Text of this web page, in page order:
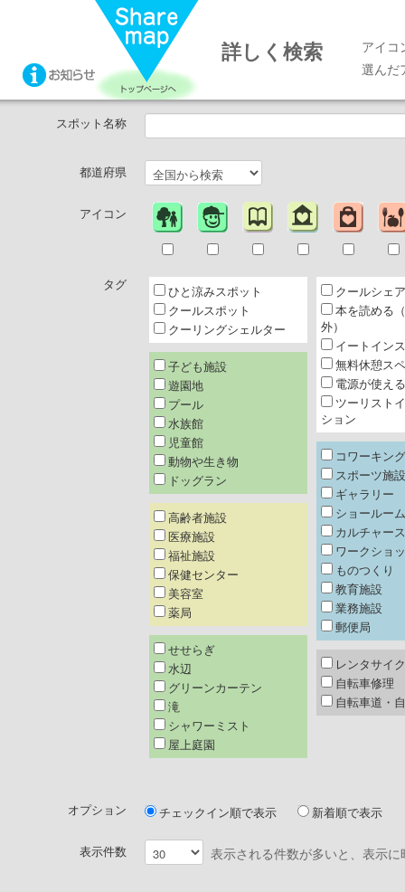
詳しく検索
アイコ
選んだ
スポット名称
都道府県
アイコン
タグ
ひと涼みスポット
クールスポット
クーリングシェルター
クールシェ
本を読める
外）
イートイン
無料休憩ス
電源が使える
ツーリスト
ション
子ども施設
遊園地
プール
水族館
児童館
動物や生き物
ドッグラン
コワーキング
スポーツ施設
ギャラリー
ショールーム
カルチャー
ワークショ
ものつくり
教育施設
業務施設
郵便局
高齢者施設
医療施設
福祉施設
保健センター
美容室
薬局
せせらぎ
水辺
グリーンカーテン
滝
シャワーミスト
屋上庭園
レンタサイ
自転車修理
自転車道・
オプション チェックイン順で表示 新着順で表示
表示件数 表示される件数が多いと、表示